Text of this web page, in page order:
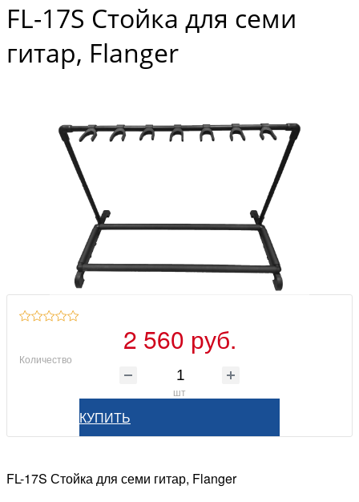
FL-17S Стойка для семи
гитар, Flanger
2 560 руб.
Количество
шт
КУПИТЬ
FL-17S Стойка для семи гитар, Flanger